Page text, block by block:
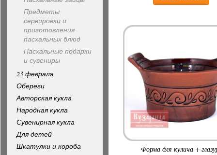
Форма для кулича +
Предметы
сервировки и
приготовления
пасхальных блюд
Пасхальные подарки
и сувениры
23 февраля
Обереги
Авторская кукла
Народная кукла
Сувенирная кукла
Для детей
Шкатулки и короба